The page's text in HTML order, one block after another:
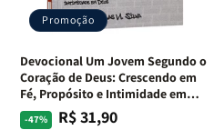
Promoção
Devocional Um Jovem Segundo o
Coração de Deus: Crescendo em
Fé, Propósito e Intimidade em
Deus
-47%
Preço
PreçoR$ 31,90